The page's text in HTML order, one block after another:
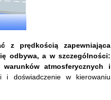
z prędkością zapewniająca
odbywa, a w szczególności:
atmosferycznych i
doświadczenie w kierowaniu